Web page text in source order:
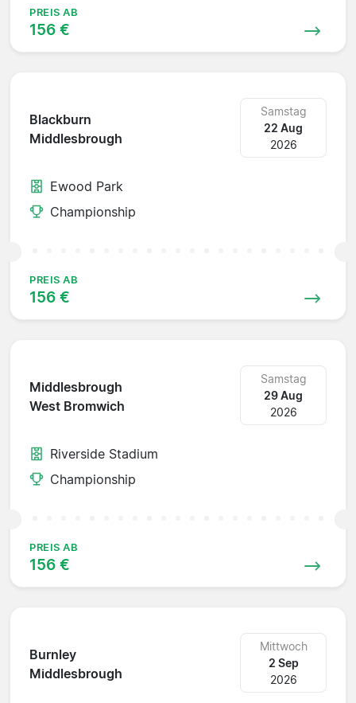
PREIS AB
156 €
Blackburn
Middlesbrough
Samstag
22 Aug
2026
Ewood Park
Championship
PREIS AB
156 €
Middlesbrough
West Bromwich
Samstag
29 Aug
2026
Riverside Stadium
Championship
PREIS AB
156 €
Burnley
Middlesbrough
Mittwoch
2 Sep
2026